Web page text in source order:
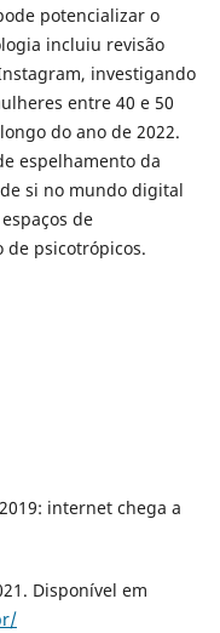
potencializar o
incluiu revisão
investigando
entre 40 e 50
do ano de 2022.
espelhamento da
si no mundo digital
de
de psicotrópicos.
internet chega a
Disponível em